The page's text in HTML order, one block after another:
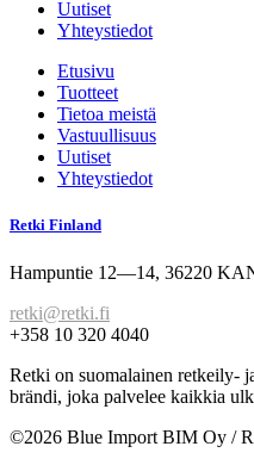
Uutiset
Yhteystiedot
Etusivu
Tuotteet
Tietoa meistä
Vastuullisuus
Uutiset
Yhteystiedot
Retki Finland
Hampuntie 12—14, 36220
retki@retki.fi
+358 10 320 4040
Retki on suomalainen retkeily-
brändi, joka palvelee kaikkia
©2026 Blue Import BIM Oy /